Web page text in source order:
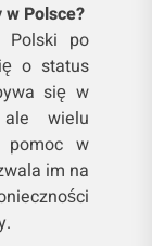
Polsce?
Polski po
o status
się w
ale wielu
pomoc w
im na